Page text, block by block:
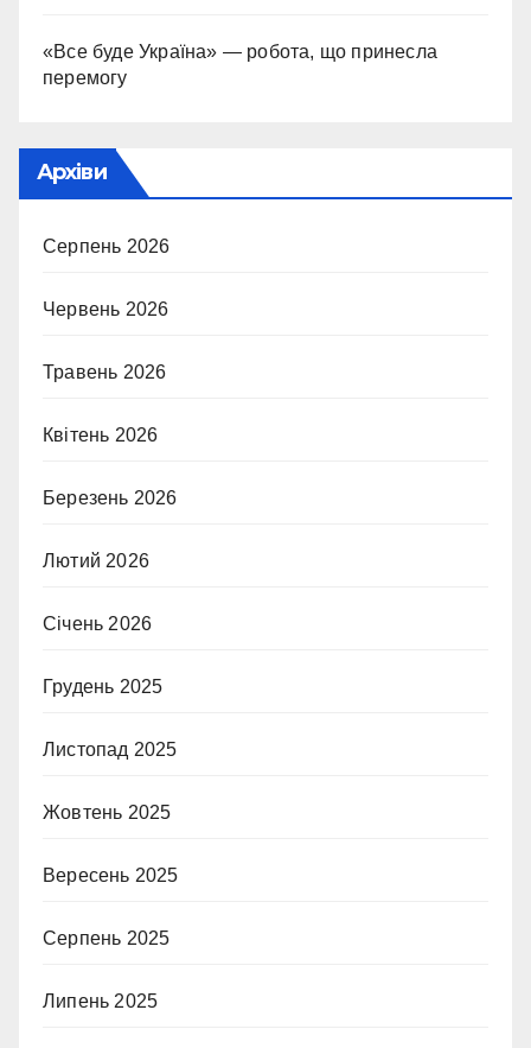
«Все буде Україна» — робота, що принесла
перемогу
Архіви
Серпень 2026
Червень 2026
Травень 2026
Квітень 2026
Березень 2026
Лютий 2026
Січень 2026
Грудень 2025
Листопад 2025
Жовтень 2025
Вересень 2025
Серпень 2025
Липень 2025